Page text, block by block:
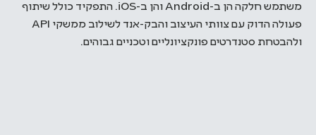
משתמש חלקה הן ב-Android והן ב-iOS. התפקיד כולל שיתוף
פעולה הדוק עם צוותי העיצוב והבק-אנד לשילוב ממשקי API
ולהבטחת סטנדרטים פונקציונליים וטכניים גבוהים.